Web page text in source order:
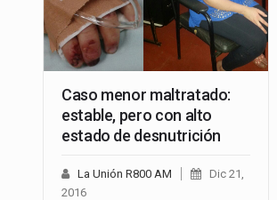
Caso menor maltratado:
estable, pero con alto
estado de desnutrición
La Unión R800 AM
Dic 21,
2016